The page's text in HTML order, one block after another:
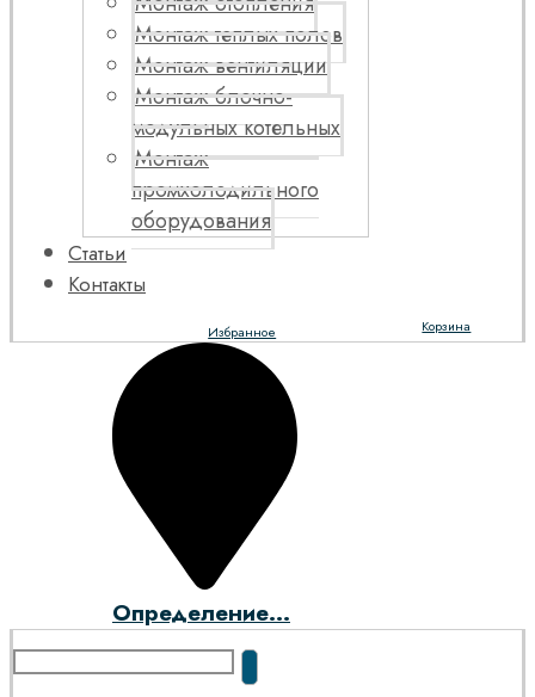
Монтаж теплых полов
Монтаж вентиляции
Монтаж блочно-
модульных котельных
Монтаж
промхолодильного
оборудования
Статьи
Контакты
Корзина
Избранное
Определение...